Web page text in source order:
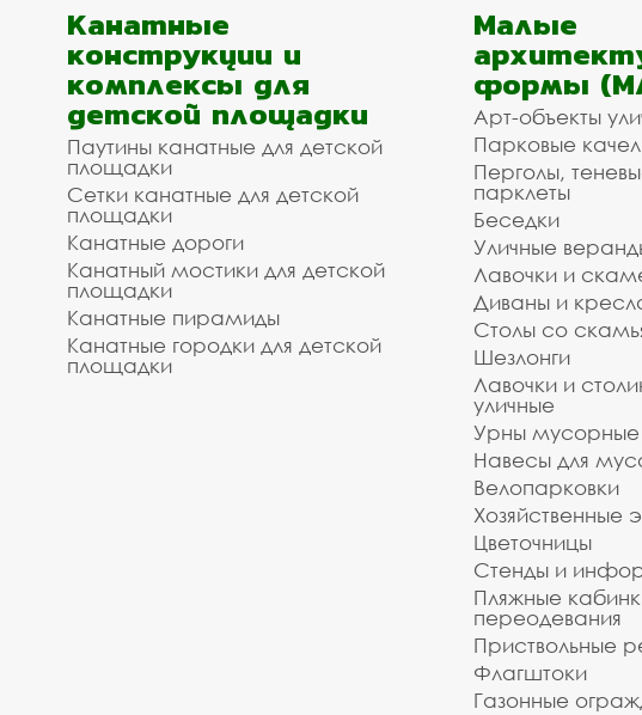
Канатные
конструкции и
комплексы для
детской площадки
Паутины канатные для детской
площадки
Сетки канатные для детской
площадки
Канатные дороги
Канатный мостики для детской
площадки
Канатные пирамиды
Канатные городки для детской
площадки
Малые
формы
Арт-объекты
Парковые
Перголы,
парклеты
Беседки
Уличные
Лавочки и
Диваны и
Столы со
Шезлонги
Лавочки и
уличные
Урны мусорные
Навесы для
Велопарковки
Хозяйственные
Цветочницы
Стенды и
Пляжные
переодевания
Приствольные
Флагштоки
Газонные